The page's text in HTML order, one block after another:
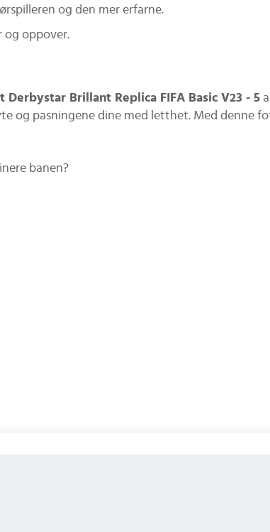
og den mer erfarne.
og oppover.
Derbystar Brillant Replica FIFA Basic V23 - 5
og pasningene dine med letthet. Med denne
banen?